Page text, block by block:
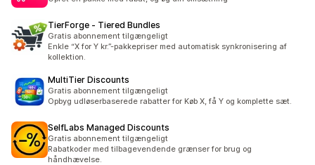
TierForge ‑ Tiered Bundles
Gratis abonnement tilgængeligt
Enkle “X for Y kr.”-pakkepriser med automatisk synkronisering af
kollektion.
MultiTier Discounts
Gratis abonnement tilgængeligt
Opbyg udløserbaserede rabatter for Køb X, få Y og komplette sæt.
SelfLabs Managed Discounts
Gratis abonnement tilgængeligt
Rabatkoder med tilbagevendende grænser for brug og
håndhævelse.